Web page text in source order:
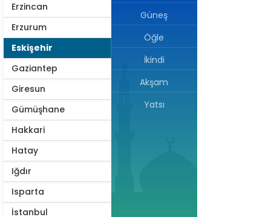
Erzincan
Erzurum
Eskişehir
Gaziantep
Giresun
Gümüşhane
Hakkari
Hatay
Iğdır
Isparta
İstanbul
Güneş
Öğle
İkindi
Akşam
Yatsı